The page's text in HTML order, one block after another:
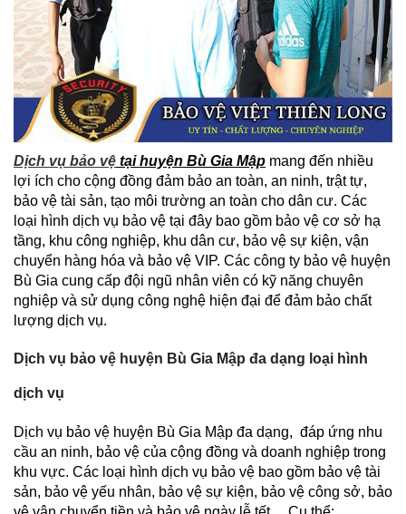
Dịch vụ bảo vệ tại huyện Bù Gia Mập mang đến nhiều
lợi ích cho cộng đồng đảm bảo an toàn, an ninh, trật tự,
bảo vệ tài sản, tạo môi trường an toàn cho dân cư. Các
loại hình dịch vụ bảo vệ tại đây bao gồm bảo vệ cơ sở hạ
tầng, khu công nghiệp, khu dân cư, bảo vệ sự kiện, vận
chuyển hàng hóa và bảo vệ VIP. Các công ty bảo vệ huyện
Bù Gia cung cấp đội ngũ nhân viên có kỹ năng chuyên
nghiệp và sử dụng công nghệ hiện đại để đảm bảo chất
lượng dịch vụ.
Dịch vụ bảo vệ huyện Bù Gia Mập đa dạng loại hình
dịch vụ
Dịch vụ bảo vệ huyện Bù Gia Mập đa dạng, đáp ứng nhu
cầu an ninh, bảo vệ của cộng đồng và doanh nghiệp trong
khu vực. Các loại hình dịch vụ bảo vệ bao gồm bảo vệ tài
sản, bảo vệ yếu nhân, bảo vệ sự kiện, bảo vệ công sở, bảo